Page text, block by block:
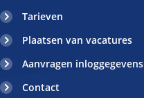
Tarieven
Plaatsen van vacatures
Aanvragen inloggegevens
Contact